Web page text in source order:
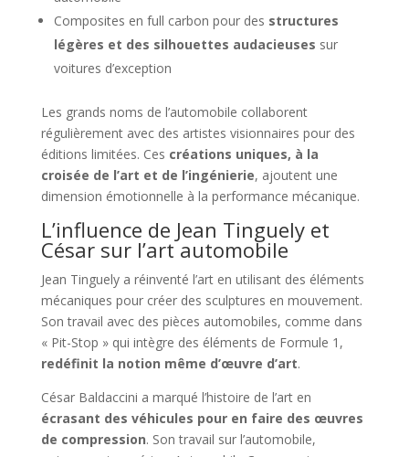
Composites en full carbon pour des structures
légères et des silhouettes audacieuses sur
voitures d’exception
Les grands noms de l’automobile collaborent
régulièrement avec des artistes visionnaires pour des
éditions limitées. Ces créations uniques, à la
croisée de l’art et de l’ingénierie, ajoutent une
dimension émotionnelle à la performance mécanique.
L’influence de Jean Tinguely et
César sur l’art automobile
Jean Tinguely a réinventé l’art en utilisant des éléments
mécaniques pour créer des sculptures en mouvement.
Son travail avec des pièces automobiles, comme dans
« Pit-Stop » qui intègre des éléments de Formule 1,
redéfinit la notion même d’œuvre d’art.
César Baldaccini a marqué l’histoire de l’art en
écrasant des véhicules pour en faire des œuvres
de compression. Son travail sur l’automobile,